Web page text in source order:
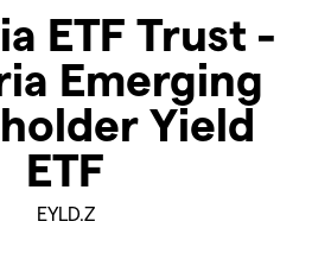
ETF Trust -
Emerging
Yield
ETF
EYLD.Z